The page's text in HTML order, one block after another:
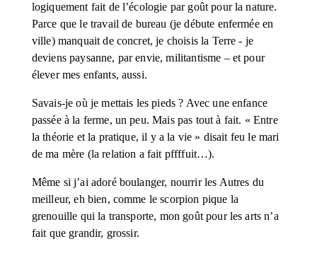
logiquement fait de l’écologie par goût pour la nature.
Parce que le travail de bureau (je débute enfermée en
ville) manquait de concret, je choisis la Terre - je
deviens paysanne, par envie, militantisme – et pour
élever mes enfants, aussi.
Savais-je où je mettais les pieds ? Avec une enfance
passée à la ferme, un peu. Mais pas tout à fait. « Entre
la théorie et la pratique, il y a la vie » disait feu le mari
de ma mère (la relation a fait pffffuit…).
Même si j’ai adoré boulanger, nourrir les Autres du
meilleur, eh bien, comme le scorpion pique la
grenouille qui la transporte, mon goût pour les arts n’a
fait que grandir, grossir.